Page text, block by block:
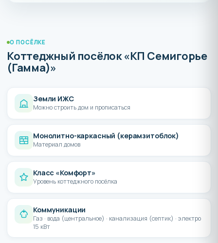
О ПОСЁЛКЕ
Коттеджный посёлок «КП Семигорье
(Гамма)»
Земли ИЖС
Можно строить дом и прописаться
Монолитно-каркасный (керамзитоблок)
Материал домов
Класс «Комфорт»
Уровень коттеджного посёлка
Коммуникации
Газ · вода (центральное) · канализация (септик) · электро
15 кВт